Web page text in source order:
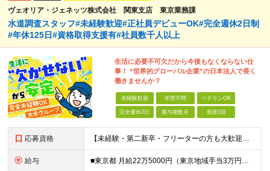
ヴェオリア・ジェネッツ株式会社 関東支店 東京業務課
水道調査スタッフ#未経験歓迎#正社員デビューOK#完全週休2日制
#年休125日#資格取得支援有#社員数千人以上
生活に必要不可欠だから今後もなくならない仕
事！ “世界的グローバル企業”の日本法人で長く
働きませんか？
未経験歓迎 学歴不問 ベテランOK
完全週休2日 賞与複数月 面接1回
応募資格 【未経験・第二新卒・フリーターの方も大歓迎！】 ●高卒以上 ●要普通自動車免許（AT限定可） ※特別な経験やスキルは一切不問です！ ★求める人物像★ ・「ほどほどに、無理なく長く働きたい」方 ・安定
給与 ■東京都 月給22万5000円（東京地域手当3万円含）～25万円＋残業代全額支給＋各種手当 ■神奈川県 月給19万5000円～24万円＋残業代全額支給＋各種手当 ※年齢・経験を考慮し決定 ※試用期